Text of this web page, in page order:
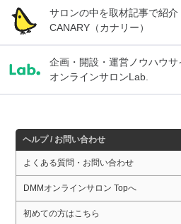
サロンの中を取材記事で紹介
CANARY（カナリー）
企画・開設・運営ノウハウサ
オンラインサロンLab.
ヘルプ / お問い合わせ
よくある質問・お問い合わせ
DMMオンラインサロン Topへ
初めての方はこちら